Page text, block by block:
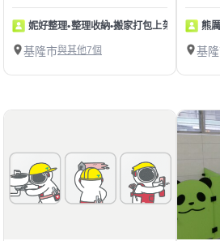
妮好整理•整理收納•搬家打包上架
基隆市與其他7個
熊
基